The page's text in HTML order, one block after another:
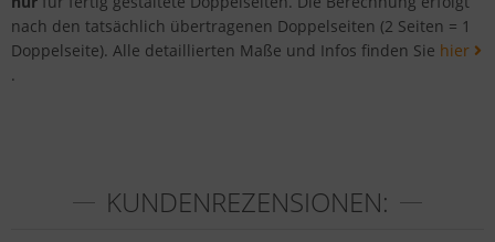
nach den tatsächlich übertragenen Doppelseiten (2 Seiten = 1
Doppelseite). Alle detaillierten Maße und Infos finden Sie hier
.
KUNDENREZENSIONEN: